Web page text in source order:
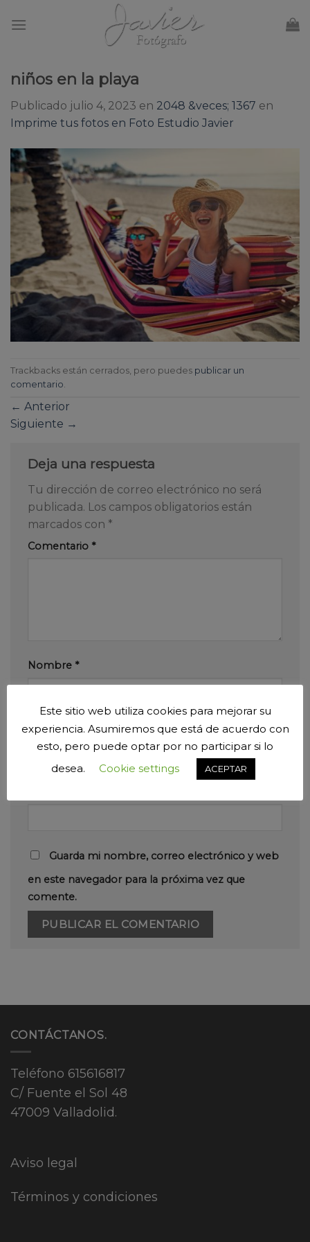
niños en la playa
Publicado julio 4, 2023 en 2048 &veces; 1367 en
Imprime tus fotos en Foto Estudio Javier
Trackbacks están cerrados, pero puedes publicar un
comentario
← Anterior
Siguiente →
Deja una respuesta
Tu dirección de correo electrónico no será
publicada. Los campos obligatorios están
marcados con *
Comentario *
Nombre *
Correo electrónico*
Guarda mi nombre, correo electrónico y web
en este navegador para la próxima vez que
comente.
CONTÁCTANOS.
Teléfono 615616817
C/ Fuente el Sol 48
47009 Valladolid.
Aviso legal
Términos y condiciones
Este sitio web utiliza cookies para mejorar su
experiencia. Asumiremos que está de acuerdo con
esto, pero puede optar por no participar si lo
desea.
Cookie settings ACEPTAR